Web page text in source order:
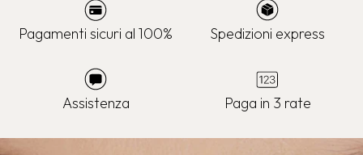
Pagamenti sicuri al 100% Spedizioni express
Assistenza Paga in 3 rate